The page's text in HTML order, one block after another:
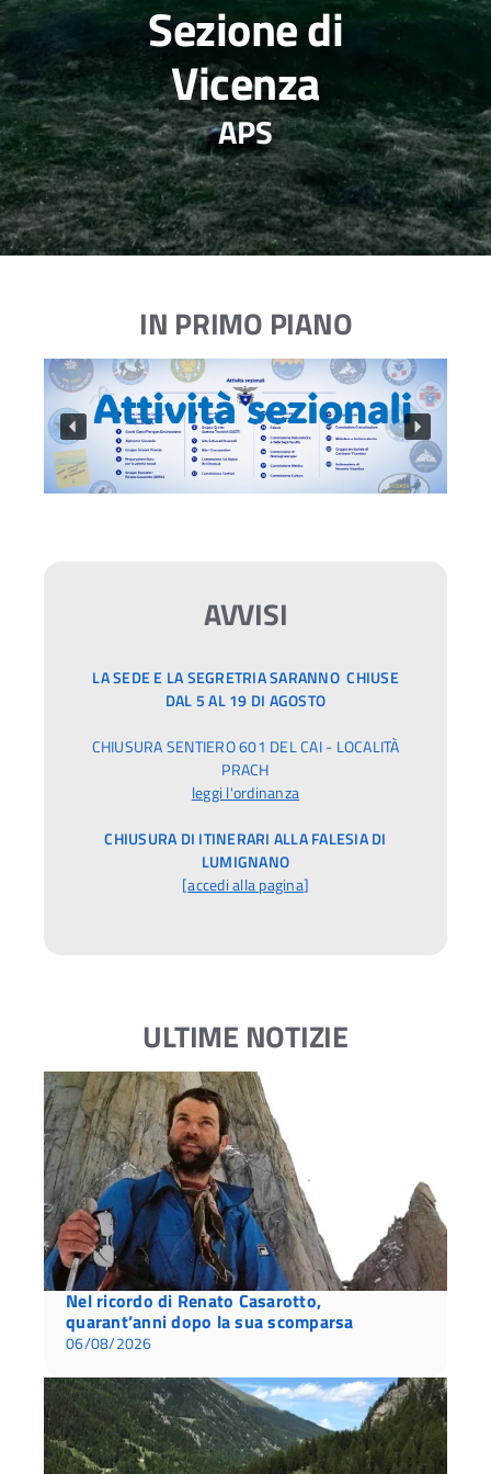
Sezione di
Vicenza
APS
IN PRIMO PIANO
AVVISI
LA SEDE E LA SEGRETRIA SARANNO CHIUSE
DAL 5 AL 19 DI AGOSTO
CHIUSURA SENTIERO 601 DEL CAI - LOCALITÀ
PRACH
leggi l'ordinanza
CHIUSURA DI ITINERARI ALLA FALESIA DI
LUMIGNANO
[accedi alla pagina]
ULTIME NOTIZIE
Nel ricordo di Renato Casarotto,
quarant’anni dopo la sua scomparsa
06/08/2026